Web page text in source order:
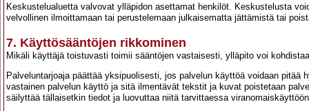
Keskustelualuetta valvovat ylläpidon asettamat henkilöt. Keskustelusta
velvollinen ilmoittamaan tai perustelemaan julkaisematta jättämistä tai
7. Käyttösääntöjen rikkominen
Mikäli käyttäjä toistuvasti toimii sääntöjen vastaisesti, ylläpito voi
Palveluntarjoaja päättää yksipuolisesti, jos palvelun käyttöä voidaan
vastainen palvelun käyttö ja sitä ilmentävät tekstit ja kuvat poistetaan
säilyttää tällaisetkin tiedot ja luovuttaa niitä tarvittaessa